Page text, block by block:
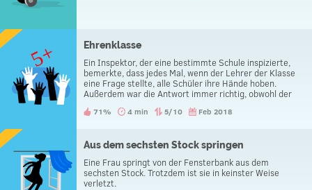
Ehrenklasse
Ein Inspektor, der eine bestimmte Schule inspizierte,
bemerkte, dass jedes Mal, wenn der Lehrer der Klasse
eine Frage stellte, alle Schüler ihre Hände hoben.
Außerdem war die Antwort immer richtig, obwohl der
hat es geklappt?
71% 4 min 5/10 Feb 2018
Aus dem sechsten Stock springen
Eine Frau springt von der Fensterbank aus dem
sechsten Stock. Trotzdem ist sie in keinster Weise
verletzt.